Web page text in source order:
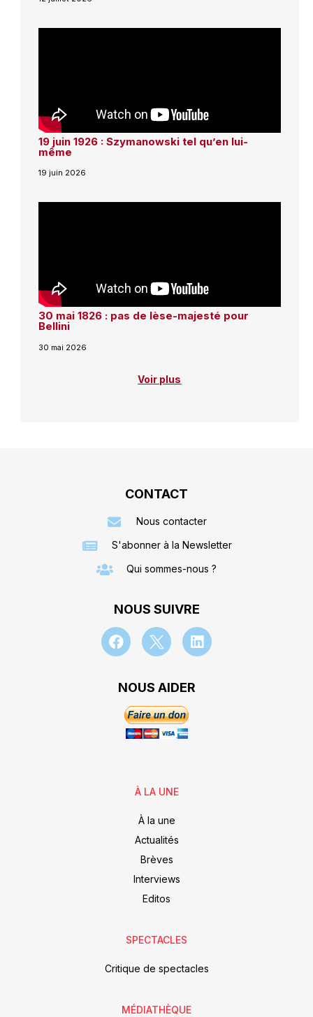
19 juin 1926 : Szymanowski tel qu’en lui-
même
19 juin 2026
30 mai 1826 : pas de lèse-majesté pour
Bellini
30 mai 2026
Voir plus
CONTACT
Nous contacter
S'abonner à la Newsletter
Qui sommes-nous ?
NOUS SUIVRE
NOUS AIDER
À LA UNE
À la une
Actualités
Brèves
Interviews
Editos
SPECTACLES
Critique de spectacles
MÉDIATHÈQUE